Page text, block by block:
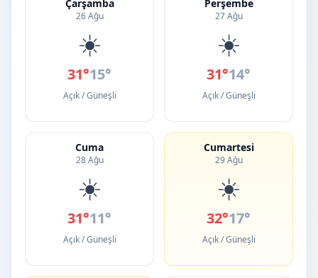
Çarşamba
26 Ağu
☀️
31°15°
Açık / Güneşli
Perşembe
27 Ağu
☀️
31°14°
Açık / Güneşli
Cuma
28 Ağu
☀️
31°11°
Açık / Güneşli
Cumartesi
29 Ağu
☀️
32°17°
Açık / Güneşli